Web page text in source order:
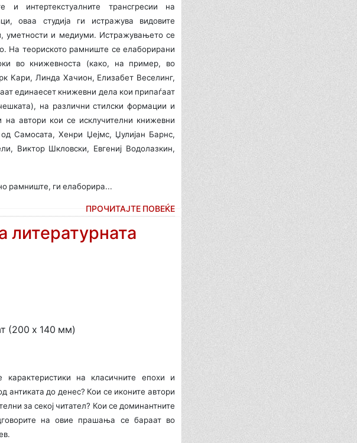
и интертекстуалните трансгресии на
оваа студија ги истражува видовите
уметности и медиуми. Истражувањето се
На теориското рамниште се елаборирани
во книжевноста (како, на пример, во
Кари, Линда Хачион, Елизабет Веселинг,
единаесет книжевни дела кои припаѓаат
на различни стилски формации и
на автори кои се исклучителни книжевни
Самосата, Хенри Џејмс, Џулијан Барнс,
Виктор Шкловски, Евгениј Водолазкин,
рамниште, ги елаборира...
ПРОЧИТАЈТЕ ПОВЕЌЕ
литературната
(200 x 140 мм)
карактеристики на класичните епохи и
антиката до денес? Кои се иконите автори
за секој читател? Кои се доминантните
на овие прашања се бараат во